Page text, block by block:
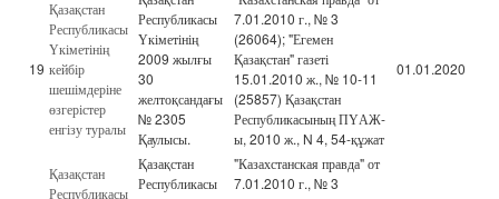
19
Қазақстан
Республикасы
Үкіметінің
кейбір
шешімдеріне
өзгерістер
енгізу туралы
Республикасы
Үкіметінің
2009 жылғы
30
желтоқсандағы
№ 2305
Қаулысы.
7.01.2010 г., № 3
(26064); "Егемен
Қазақстан" газеті
15.01.2010 ж., № 10-11
(25857) Қазақстан
Республикасының ПҮАЖ-
ы, 2010 ж., N 4, 54-құжат
01.01.2020
Қазақстан
Республикасы
Қазақстан
Республикасы
"Казахстанская правда" от
7.01.2010 г., № 3